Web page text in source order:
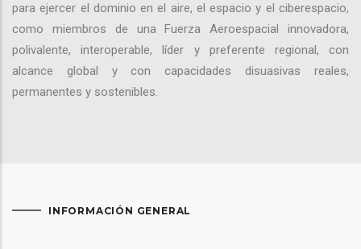
para ejercer el dominio en el aire, el espacio y el ciberespacio,
como miembros de una Fuerza Aeroespacial innovadora,
polivalente, interoperable, líder y preferente regional, con
alcance global y con capacidades disuasivas reales,
permanentes y sostenibles.
INFORMACIÓN GENERAL